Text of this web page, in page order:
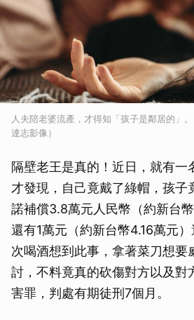
人夫陪老婆流產，才得知「孩子是鄰居的」
達志影像）
隔壁老王是真的！近日，就有一
才發現，自己竟戴了綠帽，孩子
諾補償3.8萬元人民幣（約新台
還有1萬元（約新台幣4.16萬元
次喝酒想到此事，拿著菜刀想要
討，不料竟真的砍傷對方以及對
害罪，判處有期徒刑7個月。